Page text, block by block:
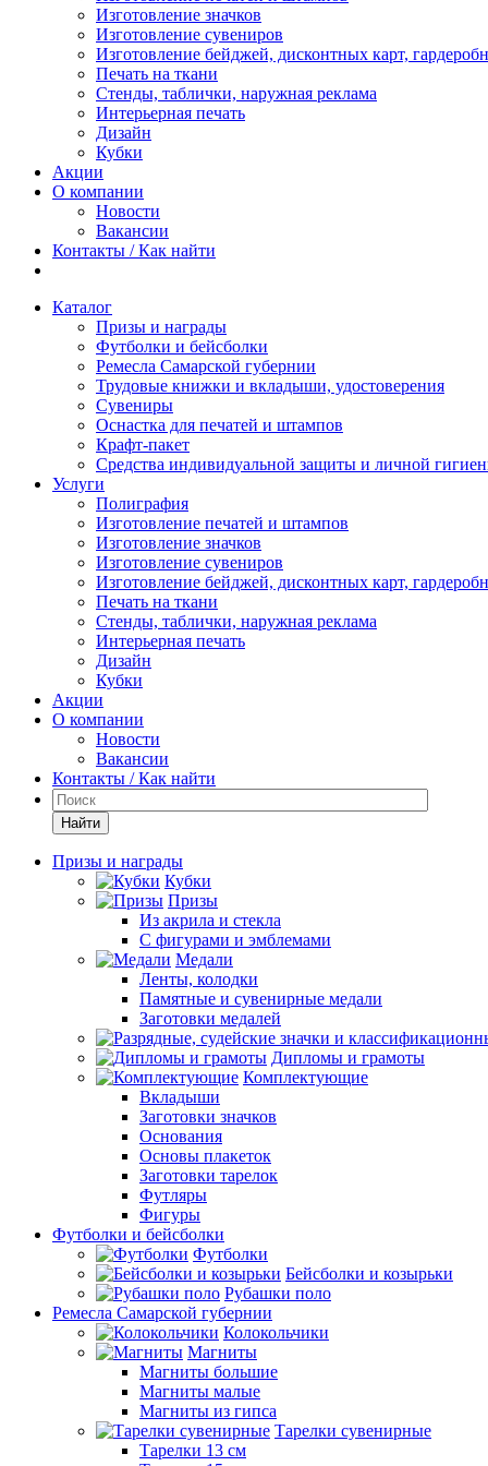
Изготовление значков
Изготовление сувениров
Изготовление бейджей, дисконтных карт,
Печать на ткани
Стенды, таблички, наружная реклама
Интерьерная печать
Дизайн
Кубки
Акции
О компании
Новости
Вакансии
Контакты / Как найти
Каталог
Призы и награды
Футболки и бейсболки
Ремесла Самарской губернии
Трудовые книжки и вкладыши, удостоверения
Сувениры
Оснастка для печатей и штампов
Крафт-пакет
Средства индивидуальной защиты и личной
Услуги
Полиграфия
Изготовление печатей и штампов
Изготовление значков
Изготовление сувениров
Изготовление бейджей, дисконтных карт,
Печать на ткани
Стенды, таблички, наружная реклама
Интерьерная печать
Дизайн
Кубки
Акции
О компании
Новости
Вакансии
Контакты / Как найти
Найти
Призы и награды
Кубки
Призы
Из акрила и стекла
С фигурами и эмблемами
Медали
Ленты, колодки
Памятные и сувенирные медали
Заготовки медалей
Дипломы и грамоты
Комплектующие
Вкладыши
Заготовки значков
Основания
Основы плакеток
Заготовки тарелок
Футляры
Фигуры
Футболки и бейсболки
Футболки
Бейсболки и козырьки
Рубашки поло
Ремесла Самарской губернии
Колокольчики
Магниты
Магниты большие
Магниты малые
Магниты из гипса
Тарелки сувенирные
Тарелки 13 см